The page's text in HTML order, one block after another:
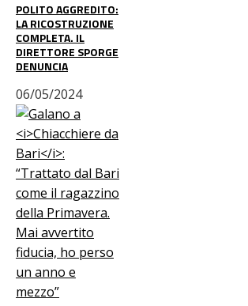
POLITO AGGREDITO:
LA RICOSTRUZIONE
COMPLETA. IL
DIRETTORE SPORGE
DENUNCIA
06/05/2024